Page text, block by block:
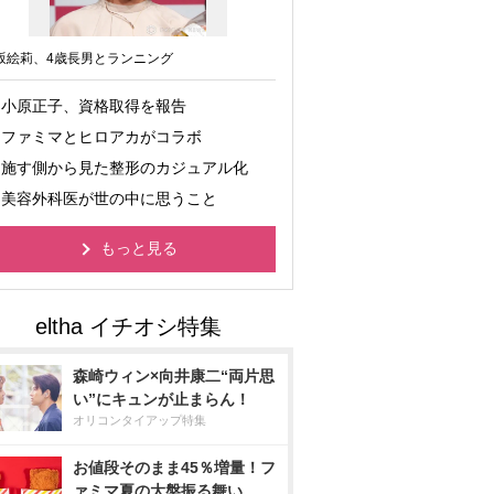
絵莉、4歳長男とランニング
小原正子、資格取得を報告
ファミマとヒロアカがコラボ
施す側から見た整形のカジュアル化
美容外科医が世の中に思うこと
もっと見る
森崎ウィン×向井康二“両片思
い”にキュンが止まらん！
オリコンタイアップ特集
お値段そのまま45％増量！フ